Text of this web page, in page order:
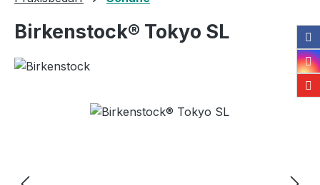
Birkenstock® Tokyo SL
Bildergalerie überspringen